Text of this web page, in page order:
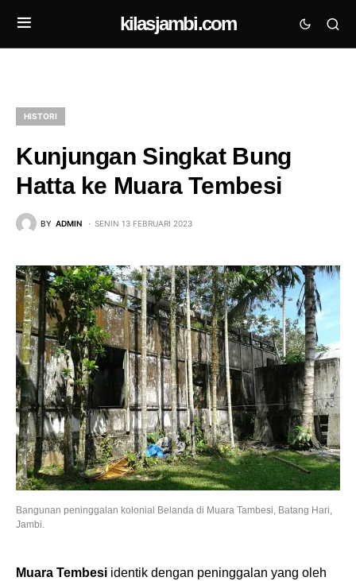
kilasjambi.com
HISTORI
Kunjungan Singkat Bung
Hatta ke Muara Tembesi
BY ADMIN SENIN 13 FEBRUARI 2023
Bangunan peninggalan kolonial Belanda di Muara Tambesi, Batang Hari,
Jambi.
Muara Tembesi identik dengan peninggalan yang oleh